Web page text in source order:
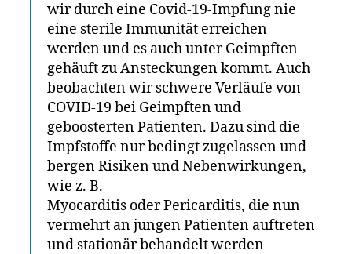
wir durch eine Covid-19-Impfung nie
eine sterile Immunität erreichen
werden und es auch unter Geimpften
gehäuft zu Ansteckungen kommt. Auch
beobachten wir schwere Verläufe von
COVID-19 bei Geimpften und
geboosterten Patienten. Dazu sind die
Impfstoffe nur bedingt zugelassen und
bergen Risiken und Nebenwirkungen,
wie z. B.
Myocarditis oder Pericarditis, die nun
vermehrt an jungen Patienten auftreten
und stationär behandelt werden